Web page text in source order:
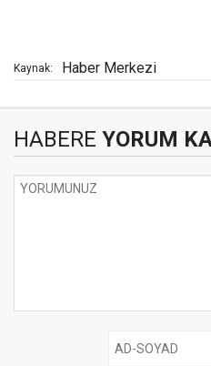
Kaynak: Haber Merkezi
HABERE YORUM